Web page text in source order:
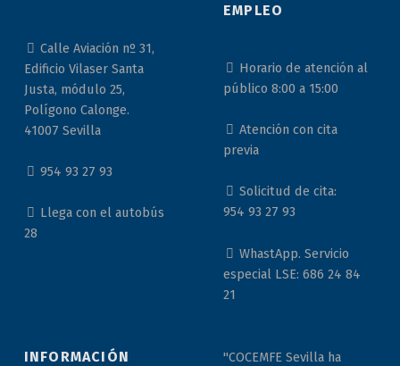
Calle Aviación nº 31,
Edificio Vilaser Santa
Justa, módulo 25,
Polígono Calonge.
41007 Sevilla
954 93 27 93
Llega con el autobús
28
EMPLEO
Horario de atención al
público 8:00 a 15:00
Atención con cita
previa
Solicitud de cita:
954 93 27 93
WhastApp. Servicio
especial LSE: 686 24 84
21
INFORMACIÓN
"COCEMFE Sevilla ha